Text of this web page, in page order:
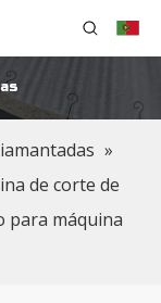
»
de corte de
para máquina
Lâmina turbo de diamante rígida para corte e retificação de granito